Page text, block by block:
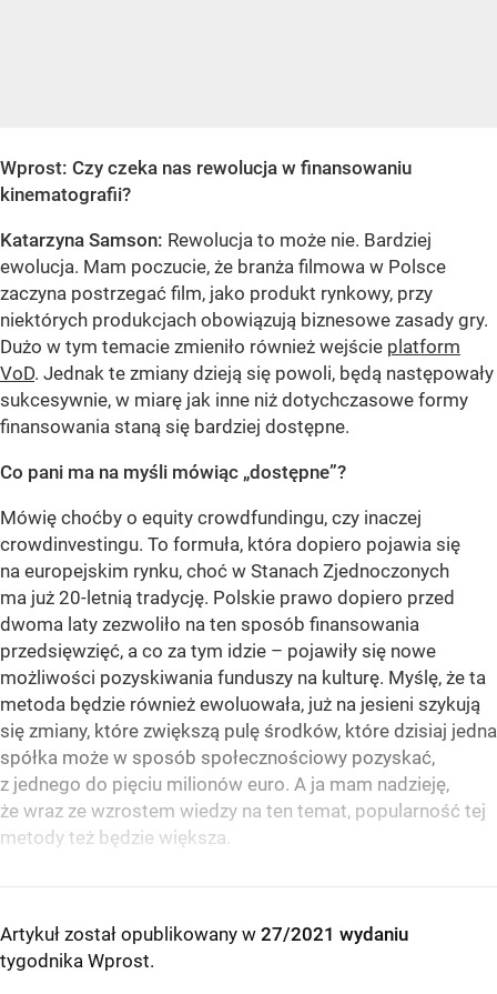
Wprost: Czy czeka nas rewolucja w finansowaniu
kinematografii?
Katarzyna Samson: Rewolucja to może nie. Bardziej
ewolucja. Mam poczucie, że branża filmowa w Polsce
zaczyna postrzegać film, jako produkt rynkowy, przy
niektórych produkcjach obowiązują biznesowe zasady gry.
Dużo w tym temacie zmieniło również wejście platform
VoD. Jednak te zmiany dzieją się powoli, będą następowały
sukcesywnie, w miarę jak inne niż dotychczasowe formy
finansowania staną się bardziej dostępne.
Co pani ma na myśli mówiąc „dostępne”?
Mówię choćby o equity crowdfundingu, czy inaczej
crowdinvestingu. To formuła, która dopiero pojawia się
na europejskim rynku, choć w Stanach Zjednoczonych
ma już 20-letnią tradycję. Polskie prawo dopiero przed
dwoma laty zezwoliło na ten sposób finansowania
przedsięwzięć, a co za tym idzie – pojawiły się nowe
możliwości pozyskiwania funduszy na kulturę. Myślę, że ta
metoda będzie również ewoluowała, już na jesieni szykują
się zmiany, które zwiększą pulę środków, które dzisiaj jedna
spółka może w sposób społecznościowy pozyskać,
z jednego do pięciu milionów euro. A ja mam nadzieję,
że wraz ze wzrostem wiedzy na ten temat, popularność tej
metody też będzie większa.
Artykuł został opublikowany w 27/2021 wydaniu
tygodnika Wprost.